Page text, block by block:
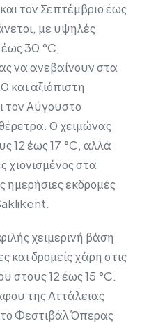
τον Σεπτέμβριο έως
με υψηλές
30 °C,
να ανεβαίνουν στα
και αξιόπιστη
τον Αύγουστο
Ο χειμώνας
12 έως 17 °C, αλλά
χιονισμένος στα
ημερήσιες εκδρομές
χειμερινή βάση
και δρομείς χάρη στις
στους 12 έως 15 °C.
της Αττάλειας
το Φεστιβάλ Όπερας